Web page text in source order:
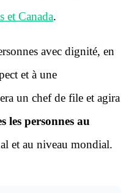
et Canada.
avec dignité, en
et à une
un chef de file et agira
les personnes au
et au niveau mondial.